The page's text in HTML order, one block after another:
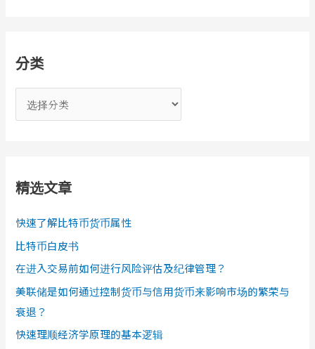
分类
类
精选文章
快速了解比特币货币属性
比特币白皮书
在进入交易前如何进行风险评估及纪律管理？
美联储是如何通过控制货币与信用货币来影响市场的繁荣与
衰退？
快速理顺经济学原理的基本逻辑